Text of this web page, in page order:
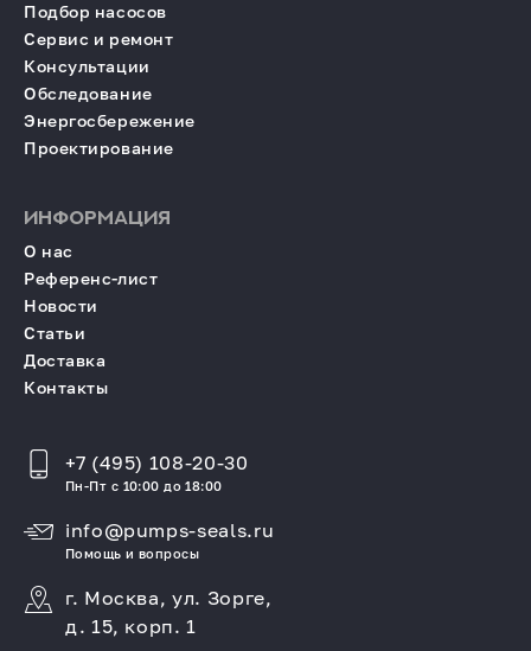
Подбор насосов
Сервис и ремонт
Консультации
Обследование
Энергосбережение
Проектирование
ИНФОРМАЦИЯ
О нас
Референс-лист
Новости
Статьи
Доставка
Контакты
+7 (495) 108-20-30
Пн-Пт с 10:00 до 18:00
info@pumps-seals.ru
Помощь и вопросы
г. Москва, ул. Зорге,
д. 15, корп. 1